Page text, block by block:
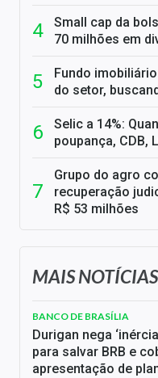
Small cap da
70 milhões em
Fundo
do setor,
Selic a 14%:
poupança, CDB,
Grupo do agro
recuperação
R$ 53 milhões
MAIS NOTÍCIAS
BANCO DE BRASÍLIA
Durigan nega
para salvar BRB e
apresentação de